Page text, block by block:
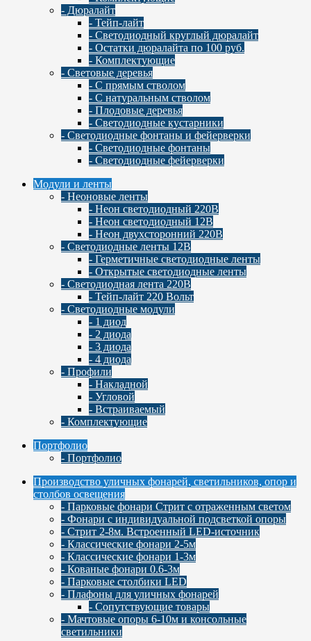
- Дюралайт
- Тейп-лайт
- Светодиодный круглый дюралайт
- Остатки дюралайта по 100 руб.
- Комплектующие
- Световые деревья
- С прямым стволом
- С натуральным стволом
- Плодовые деревья
- Светодиодные кустарники
- Светодиодные фонтаны и фейерверки
- Светодиодные фонтаны
- Светодиодные фейерверки
Модули и ленты
- Неоновые ленты
- Неон светодиодный 220В
- Неон светодиодный 12В
- Неон двухсторонний 220В
- Светодиодные ленты 12В
- Герметичные светодиодные ленты
- Открытые светодиодные ленты
- Светодиодная лента 220В
- Тейп-лайт 220 Вольт
- Светодиодные модули
- 1 диод
- 2 диода
- 3 диода
- 4 диода
- Профили
- Накладной
- Угловой
- Встраиваемый
- Комплектующие
Портфолио
- Портфолио
Производство уличных фонарей, светильников, опор и
столбов освещения
- Парковые фонари Стрит с отраженным светом
- Фонари с индивидуальной подсветкой опоры
- Стрит 2-8м. Встроенный LED-источник
- Классические фонари 2-5м
- Классические фонари 1-3м
- Кованые фонари 0.6-3м
- Парковые столбики LED
- Плафоны для уличных фонарей
- Сопутствующие товары
- Мачтовые опоры 6-10м и консольные
светильники